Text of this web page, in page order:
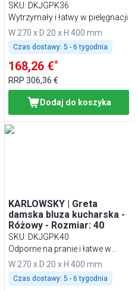
SKU: DKJGPK36
Wytrzymały i łatwy w pielęgnacji
W 270 x D 20 x H 400 mm
Czas dostawy: 5 - 6 tygodnia
168,26 €*
RRP306,36 €
Dodaj do koszyka
KARLOWSKY | Greta
damska bluza kucharska -
Różowy - Rozmiar: 40
SKU: DKJGPK40
Odporne na pranie i łatwe w
pielęgnacji
W 270 x D 20 x H 400 mm
Czas dostawy: 5 - 6 tygodnia